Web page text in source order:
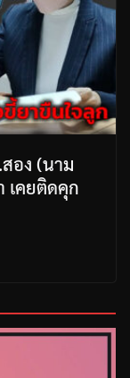
อง (นาม
เคยติดคุก